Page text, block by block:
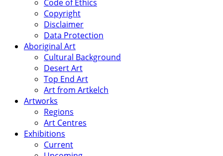
Code of Ethics
Copyright
Disclaimer
Data Protection
Aboriginal Art
Cultural Background
Desert Art
Top End Art
Art from Artkelch
Artworks
Regions
Art Centres
Exhibitions
Current